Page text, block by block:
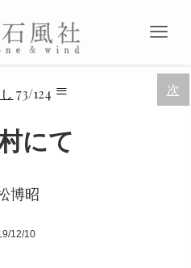
次
73/124 ≡
にて
博昭
12/10